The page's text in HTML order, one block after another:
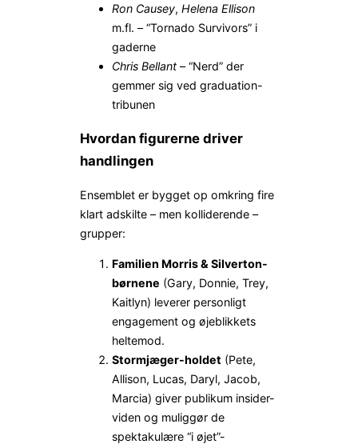
Ron Causey, Helena Ellison
m.fl. – “Tornado Survivors” i
gaderne
Chris Bellant – “Nerd” der
gemmer sig ved graduation-
tribunen
Hvordan figurerne driver
handlingen
Ensemblet er bygget op omkring fire
klart adskilte – men kolliderende –
grupper:
Familien Morris & Silverton-
børnene (Gary, Donnie, Trey,
Kaitlyn) leverer personligt
engagement og øjeblikkets
heltemod.
Stormjæger-holdet (Pete,
Allison, Lucas, Daryl, Jacob,
Marcia) giver publikum insider-
viden og muliggør de
spektakulære “i øjet”-